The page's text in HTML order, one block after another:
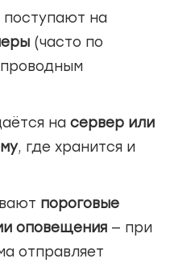
на
(часто по
на сервер или
, где хранится и
пороговые
оповещения — при
отправляет